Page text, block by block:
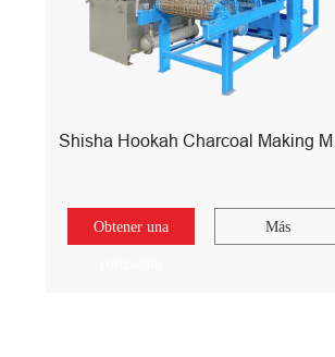
Obtener una Más